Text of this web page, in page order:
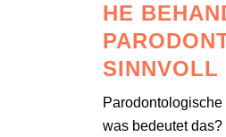
HE
SINNVOLL
was bedeutet das?